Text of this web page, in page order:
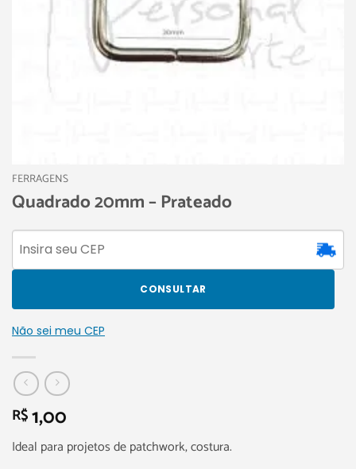
FERRAGENS
Quadrado 20mm – Prateado
CONSULTAR
Não sei meu CEP
R$1,00
Ideal para projetos de patchwork, costura.